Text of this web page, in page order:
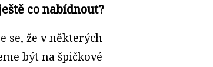
co nabídnout?
se, že v některých
být na špičkové